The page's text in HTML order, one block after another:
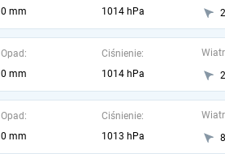
0 mm
1014 hPa
Opad:
0 mm
Ciśnienie:
1014 hPa
Opad:
0 mm
Ciśnienie:
1013 hPa